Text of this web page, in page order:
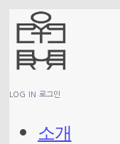
LOG IN 로그인
소개